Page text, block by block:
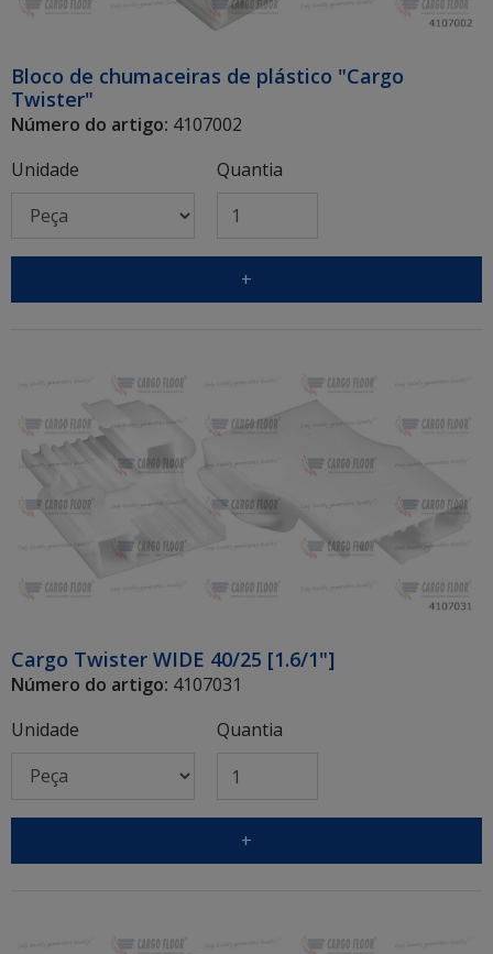
Bloco de chumaceiras de plástico "Cargo
Twister"
Número do artigo: 4107002
Unidade
Quantia
+
Cargo Twister WIDE 40/25 [1.6/1"]
Número do artigo: 4107031
Unidade
Quantia
+